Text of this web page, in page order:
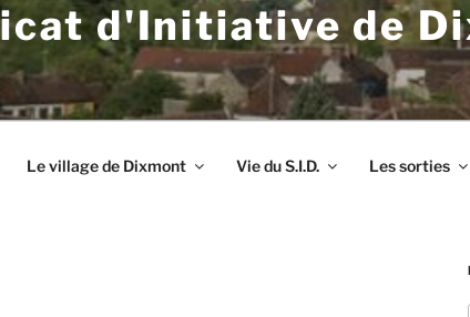
d'Initiative de
Le village de Dixmont Vie du S.I.D. Les sorties